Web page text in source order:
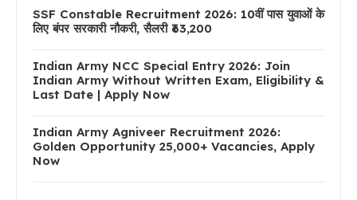
SSF Constable Recruitment 2026: 10वीं पास युवाओं के
लिए बंपर सरकारी नौकरी, सैलरी ₹63,200
Indian Army NCC Special Entry 2026: Join
Indian Army Without Written Exam, Eligibility &
Last Date | Apply Now
Indian Army Agniveer Recruitment 2026:
Golden Opportunity 25,000+ Vacancies, Apply
Now